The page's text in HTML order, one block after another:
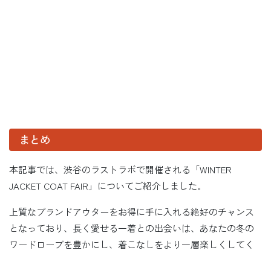
まとめ
本記事では、渋谷のラストラボで開催される「WINTER
JACKET COAT FAIR」についてご紹介しました。
上質なブランドアウターをお得に手に入れる絶好のチャンス
となっており、長く愛せる一着との出会いは、あなたの冬の
ワードローブを豊かにし、着こなしをより一層楽しくしてく